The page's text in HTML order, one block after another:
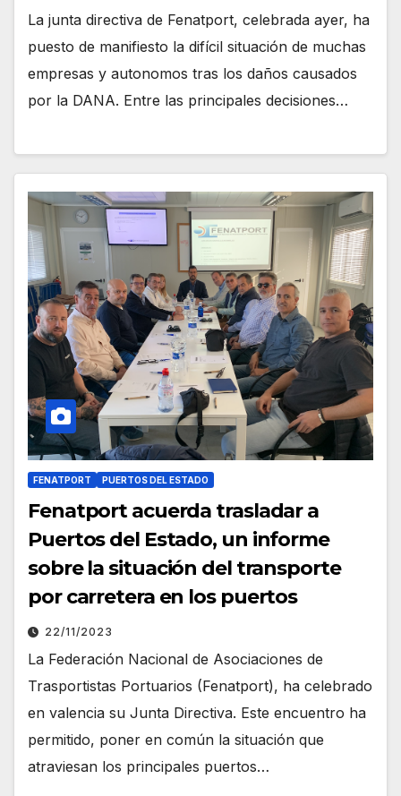
La junta directiva de Fenatport, celebrada ayer, ha
puesto de manifiesto la difícil situación de muchas
empresas y autonomos tras los daños causados
por la DANA. Entre las principales decisiones…
FENATPORT PUERTOS DEL ESTADO
Fenatport acuerda trasladar a
Puertos del Estado, un informe
sobre la situación del transporte
por carretera en los puertos
22/11/2023
La Federación Nacional de Asociaciones de
Trasportistas Portuarios (Fenatport), ha celebrado
en valencia su Junta Directiva. Este encuentro ha
permitido, poner en común la situación que
atraviesan los principales puertos…